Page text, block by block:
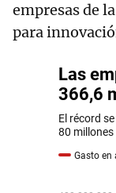
empresas de
para